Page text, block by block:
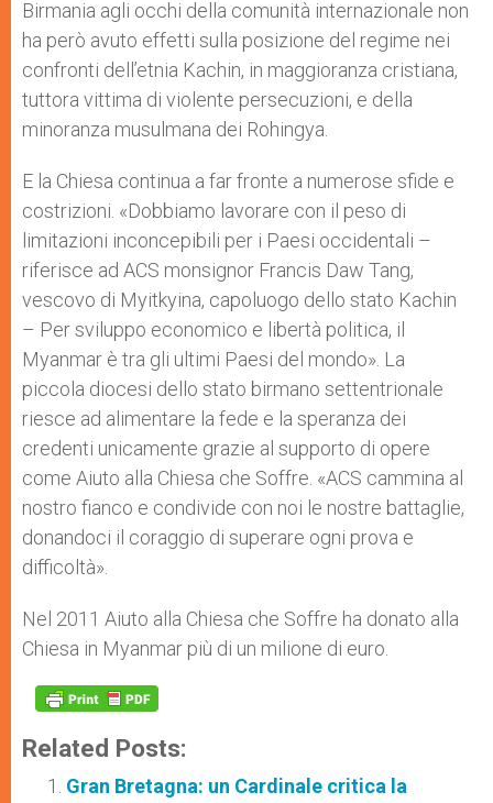
Birmania agli occhi della comunità internazionale non
ha però avuto effetti sulla posizione del regime nei
confronti dell’etnia Kachin, in maggioranza cristiana,
tuttora vittima di violente persecuzioni, e della
minoranza musulmana dei Rohingya.
E la Chiesa continua a far fronte a numerose sfide e
costrizioni. «Dobbiamo lavorare con il peso di
limitazioni inconcepibili per i Paesi occidentali –
riferisce ad ACS monsignor Francis Daw Tang,
vescovo di Myitkyina, capoluogo dello stato Kachin
– Per sviluppo economico e libertà politica, il
Myanmar è tra gli ultimi Paesi del mondo». La
piccola diocesi dello stato birmano settentrionale
riesce ad alimentare la fede e la speranza dei
credenti unicamente grazie al supporto di opere
come Aiuto alla Chiesa che Soffre. «ACS cammina al
nostro fianco e condivide con noi le nostre battaglie,
donandoci il coraggio di superare ogni prova e
difficoltà».
Nel 2011 Aiuto alla Chiesa che Soffre ha donato alla
Chiesa in Myanmar più di un milione di euro.
Related Posts:
Gran Bretagna: un Cardinale critica la